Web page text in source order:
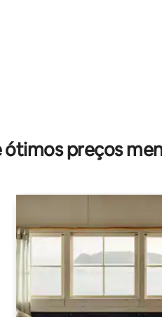
média de 5, 206
preços